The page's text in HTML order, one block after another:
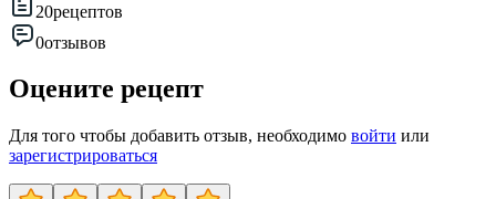
20рецептов
0отзывов
Оцените рецепт
Для того чтобы добавить отзыв, необходимо войти или
зарегистрироваться